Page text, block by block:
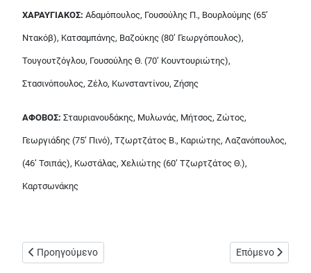
ΧΑΡΑΥΓΙΑΚΟΣ: Αδαμόπουλος, Γουσούλης Π., Βουρλούμης (65’
Ντακόβ), Κατσαμπάνης, Βαζούκης (80’ Γεωργόπουλος),
Τουγουτζόγλου, Γουσούλης Θ. (70’ Κουντουριώτης),
Στασινόπουλος, Ζέλο, Κωνσταντίνου, Ζήσης
ΑΦΟΒΟΣ: Σταυριανουδάκης, Μυλωνάς, Μήτσος, Ζώτος,
Γεωργιάδης (75’ Πινό), Τζωρτζάτος Β., Καριώτης, Λαζανόπουλος,
(46’ Τσιπάς), Κωστάλας, Χελιώτης (60’ Τζωρτζάτος Θ.),
Καρτσωνάκης
Προηγούμενο άρθρο: Ο πρώτος βαθμός για Άφοβο - Ισοπαλία με
Προηγούμενο Επόμενο άρθρο:
Επόμενο